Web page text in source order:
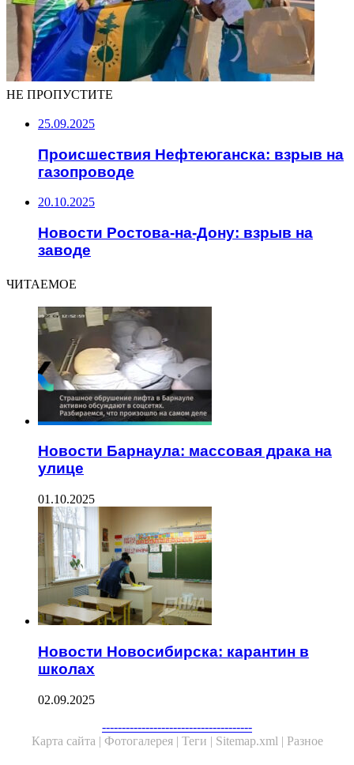
НЕ ПРОПУСТИТЕ
25.09.2025
Происшествия Нефтеюганска: взрыв на
газопроводе
20.10.2025
Новости Ростова-на-Дону: взрыв на
заводе
ЧИТАЕМОЕ
Новости Барнаула: массовая драка на
улице
01.10.2025
Новости Новосибирска: карантин в
школах
02.09.2025
--------------------------------------
Карта сайта | Фотогалерея | Теги | Sitemap.xml | Разное